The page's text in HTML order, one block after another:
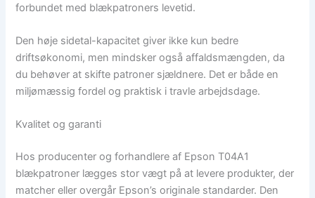
forbundet med blækpatroners levetid.
Den høje sidetal-kapacitet giver ikke kun bedre
driftsøkonomi, men mindsker også affaldsmængden, da
du behøver at skifte patroner sjældnere. Det er både en
miljømæssig fordel og praktisk i travle arbejdsdage.
Kvalitet og garanti
Hos producenter og forhandlere af Epson T04A1
blækpatroner lægges stor vægt på at levere produkter, der
matcher eller overgår Epson’s originale standarder. Den